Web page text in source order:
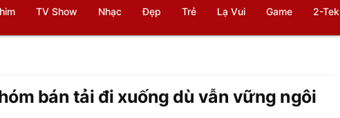
TV Show Nhạc Đẹp Trẻ Lạ Vui Game 2-Tek
bán tải đi xuống dù vẫn vững ngôi